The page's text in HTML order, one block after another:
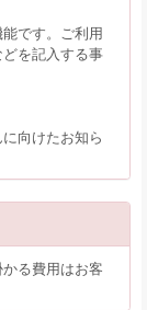
です。ご利用
を記入する事
向けたお知ら
る費用はお客